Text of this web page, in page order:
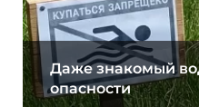
Даже знакомый
опасности